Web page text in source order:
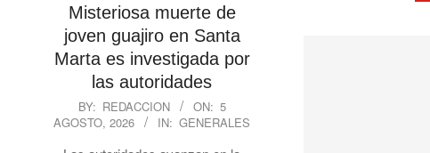
Misteriosa muerte de
joven guajiro en Santa
Marta es investigada por
las autoridades
2026-
08-
05
BY: REDACCION ON: 5
AGOSTO, 2026
IN: GENERALES